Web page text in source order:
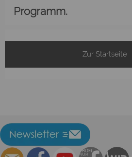
Programm.
Zur Startseite